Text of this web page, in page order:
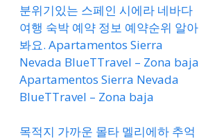
분위기있는 스페인 시에라 네바다
여행 숙박 예약 정보 예약순위 알아
봐요. Apartamentos Sierra
Nevada BlueTTravel – Zona baja
Apartamentos Sierra Nevada
BlueTTravel – Zona baja
목적지 가까운 몰타 멜리에하 추억